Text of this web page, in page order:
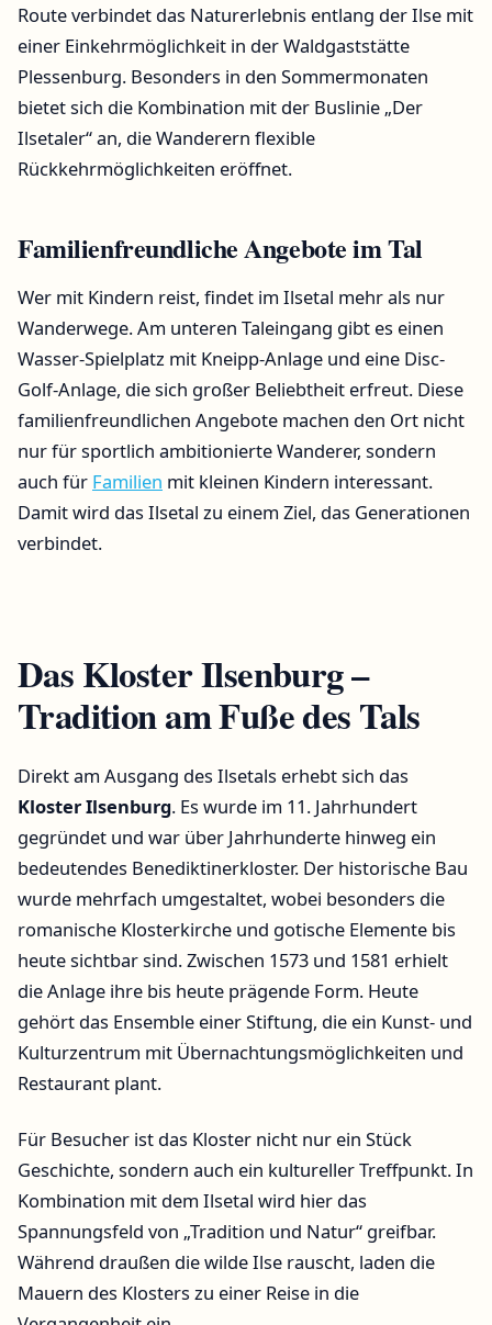
Route verbindet das Naturerlebnis entlang der Ilse mit
einer Einkehrmöglichkeit in der Waldgaststätte
Plessenburg. Besonders in den Sommermonaten
bietet sich die Kombination mit der Buslinie „Der
Ilsetaler“ an, die Wanderern flexible
Rückkehrmöglichkeiten eröffnet.
Familienfreundliche Angebote im Tal
Wer mit Kindern reist, findet im Ilsetal mehr als nur
Wanderwege. Am unteren Taleingang gibt es einen
Wasser-Spielplatz mit Kneipp-Anlage und eine Disc-
Golf-Anlage, die sich großer Beliebtheit erfreut. Diese
familienfreundlichen Angebote machen den Ort nicht
nur für sportlich ambitionierte Wanderer, sondern
auch für Familien mit kleinen Kindern interessant.
Damit wird das Ilsetal zu einem Ziel, das Generationen
verbindet.
Das Kloster Ilsenburg –
Tradition am Fuße des Tals
Direkt am Ausgang des Ilsetals erhebt sich das
Kloster Ilsenburg. Es wurde im 11. Jahrhundert
gegründet und war über Jahrhunderte hinweg ein
bedeutendes Benediktinerkloster. Der historische Bau
wurde mehrfach umgestaltet, wobei besonders die
romanische Klosterkirche und gotische Elemente bis
heute sichtbar sind. Zwischen 1573 und 1581 erhielt
die Anlage ihre bis heute prägende Form. Heute
gehört das Ensemble einer Stiftung, die ein Kunst- und
Kulturzentrum mit Übernachtungsmöglichkeiten und
Restaurant plant.
Für Besucher ist das Kloster nicht nur ein Stück
Geschichte, sondern auch ein kultureller Treffpunkt. In
Kombination mit dem Ilsetal wird hier das
Spannungsfeld von „Tradition und Natur“ greifbar.
Während draußen die wilde Ilse rauscht, laden die
Mauern des Klosters zu einer Reise in die